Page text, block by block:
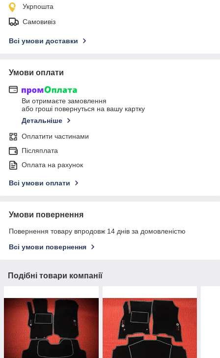
Укрпошта
Самовивіз
Всі умови доставки
Умови оплати
Ви отримаєте замовлення
або гроші повернуться на вашу картку
Детальніше
Оплатити частинами
Післяплата
Оплата на рахунок
Всі умови оплати
Умови повернення
Повернення товару впродовж 14 днів за домовленістю
Всі умови повернення
Подібні товари компанії